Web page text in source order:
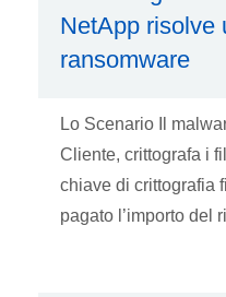
NetApp risolve
ransomware
Lo Scenario Il
Cliente, crittografa i
chiave di crittografia
pagato l’importo del